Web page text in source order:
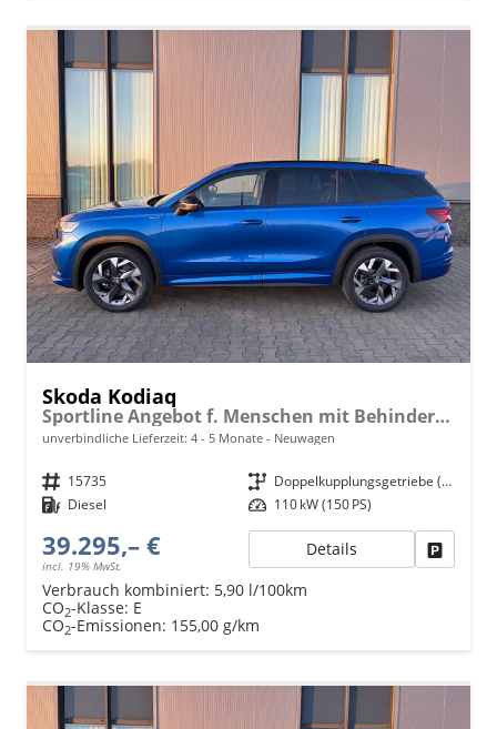
Skoda Kodiaq
Sportline Angebot f. Menschen mit Behinderung 100%! 2.0 TDI 150PS DSG, 19" Alu, NAVI 13", MATRIX-LED-Scheinwerfer, KESSY, Alarm, Parksensoren vorn/hinten, Rückfahrkamera, Tempomat, Elektr. Heckklappe + Fahrersitz, Sitzheizung, 3-Zonen-Climatronic
unverbindliche Lieferzeit: 4 - 5 Monate Neuwagen
Fahrzeugnr. 15735 Getriebe
Doppelkupplungsgetriebe (DSG)
Kraftstoff Diesel Leistung 110 kW (150 PS)
39.295,– €
incl. 19% MwSt.
Details
Verbrauch kombiniert: 5,90 l/100km
CO2-Klasse: E
CO2-Emissionen: 155,00 g/km